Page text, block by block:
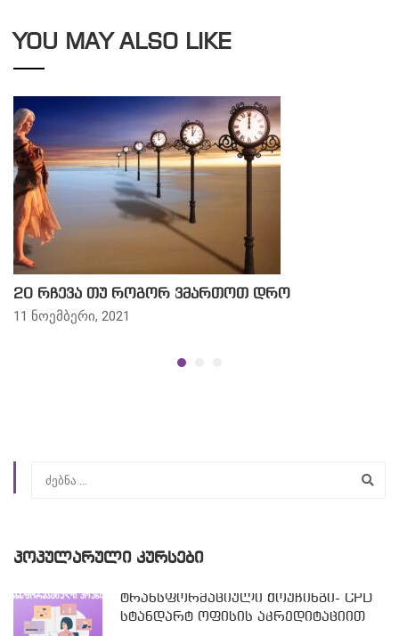
YOU MAY ALSO LIKE
20 რჩევა თუ როგორ ვმართოთ დრო
11 ნოემბერი, 2021
ᲞᲝᲞᲣᲚᲐᲠᲣᲚᲘ ᲙᲣᲠᲡᲔᲑᲘ
ტრანსფორმაციული ქოუჩინგი- CPD
სტანდარტ ოფისის აკრედიტაციით